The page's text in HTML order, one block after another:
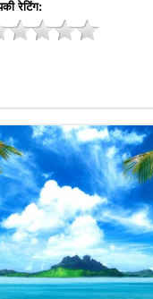
रेटिंग